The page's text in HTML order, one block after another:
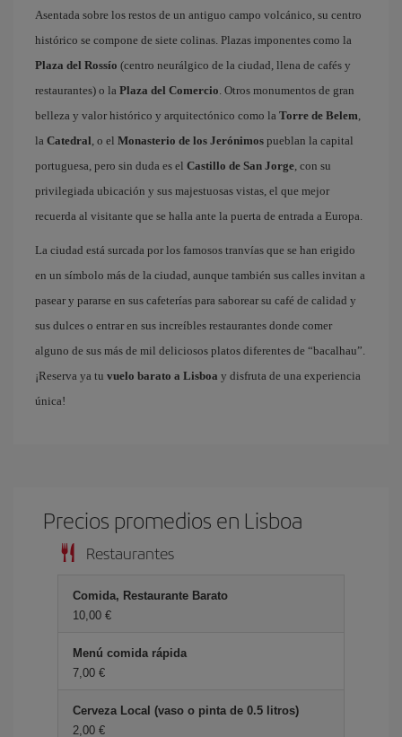
Asentada sobre los restos de un antiguo campo volcánico, su centro
histórico se compone de siete colinas. Plazas imponentes como la
Plaza del Rossío (centro neurálgico de la ciudad, llena de cafés y
restaurantes) o la Plaza del Comercio. Otros monumentos de gran
belleza y valor histórico y arquitectónico como la Torre de Belem,
la Catedral, o el Monasterio de los Jerónimos pueblan la capital
portuguesa, pero sin duda es el Castillo de San Jorge, con su
privilegiada ubicación y sus majestuosas vistas, el que mejor
recuerda al visitante que se halla ante la puerta de entrada a Europa.
La ciudad está surcada por los famosos tranvías que se han erigido
en un símbolo más de la ciudad, aunque también sus calles invitan a
pasear y pararse en sus cafeterías para saborear su café de calidad y
sus dulces o entrar en sus increíbles restaurantes donde comer
alguno de sus más de mil deliciosos platos diferentes de “bacalhau”.
¡Reserva ya tu vuelo barato a Lisboa y disfruta de una experiencia
única!
Precios promedios en Lisboa
Restaurantes
Comida, Restaurante Barato
10,00 €
Menú comida rápida
7,00 €
Cerveza Local (vaso o pinta de 0.5 litros)
2,00 €